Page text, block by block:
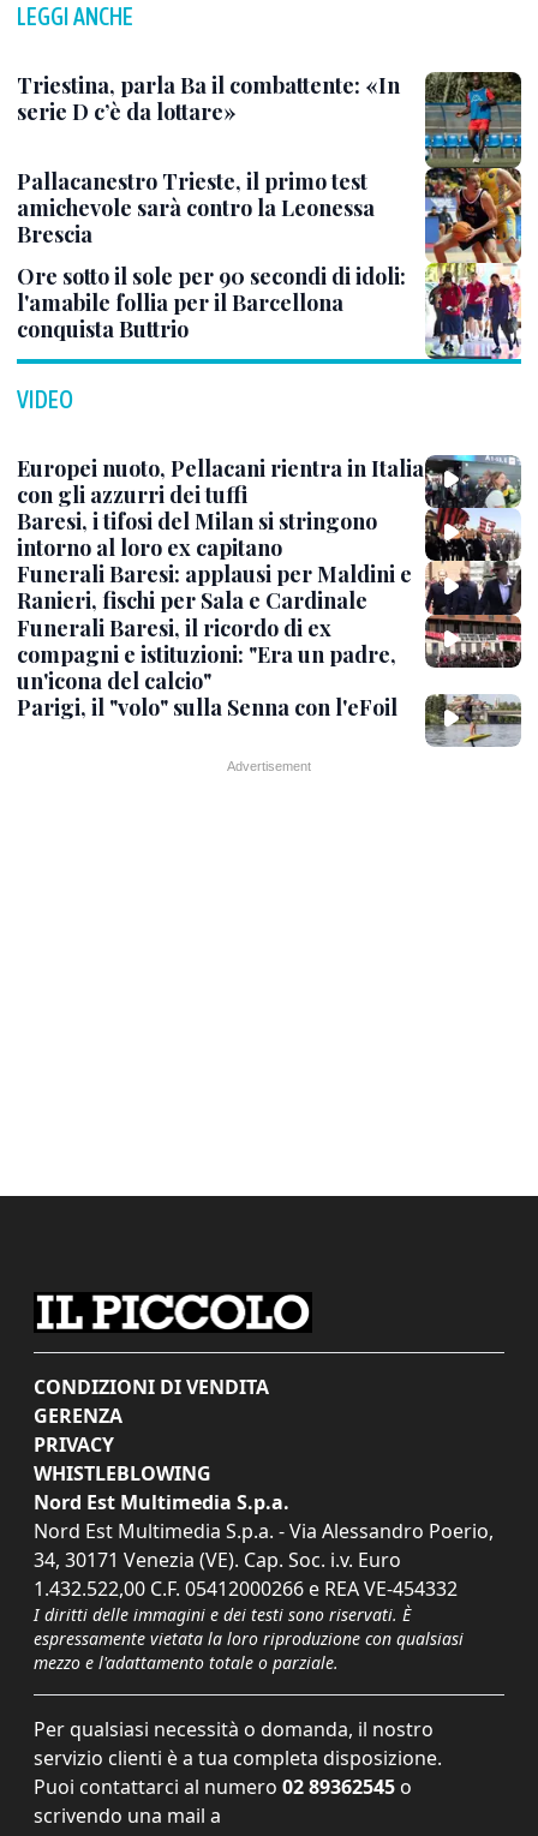
LEGGI ANCHE
Triestina, parla Ba il combattente: «In
serie D c’è da lottare»
Pallacanestro Trieste, il primo test
amichevole sarà contro la Leonessa
Brescia
Ore sotto il sole per 90 secondi di idoli:
l'amabile follia per il Barcellona
conquista Buttrio
VIDEO
Europei nuoto, Pellacani rientra in Italia
con gli azzurri dei tuffi
Baresi, i tifosi del Milan si stringono
intorno al loro ex capitano
Funerali Baresi: applausi per Maldini e
Ranieri, fischi per Sala e Cardinale
Funerali Baresi, il ricordo di ex
compagni e istituzioni: "Era un padre,
un'icona del calcio"
Parigi, il "volo" sulla Senna con l'eFoil
CONDIZIONI DI VENDITA
GERENZA
PRIVACY
WHISTLEBLOWING
Nord Est Multimedia S.p.a.
Nord Est Multimedia S.p.a. - Via Alessandro Poerio,
34, 30171 Venezia (VE). Cap. Soc. i.v. Euro
1.432.522,00 C.F. 05412000266 e REA VE-454332
I diritti delle immagini e dei testi sono riservati. È
espressamente vietata la loro riproduzione con qualsiasi
mezzo e l'adattamento totale o parziale.
Per qualsiasi necessità o domanda, il nostro
servizio clienti è a tua completa disposizione.
Puoi contattarci al numero 02 89362545 o
scrivendo una mail a